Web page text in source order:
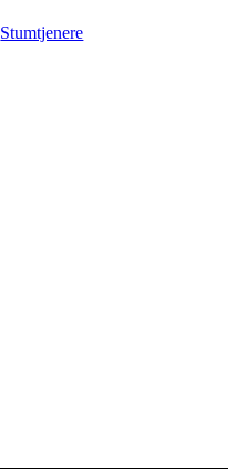
Stumtjenere